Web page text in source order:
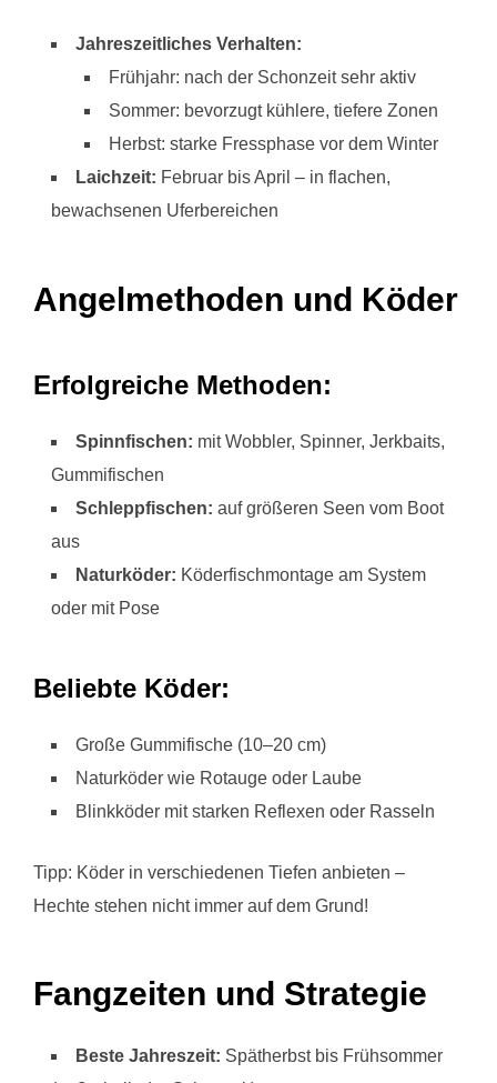
Jahreszeitliches Verhalten:
Frühjahr: nach der Schonzeit sehr aktiv
Sommer: bevorzugt kühlere, tiefere Zonen
Herbst: starke Fressphase vor dem Winter
Laichzeit: Februar bis April – in flachen,
bewachsenen Uferbereichen
Angelmethoden und Köder
Erfolgreiche Methoden:
Spinnfischen: mit Wobbler, Spinner, Jerkbaits,
Gummifischen
Schleppfischen: auf größeren Seen vom Boot
aus
Naturköder: Köderfischmontage am System
oder mit Pose
Beliebte Köder:
Große Gummifische (10–20 cm)
Naturköder wie Rotauge oder Laube
Blinkköder mit starken Reflexen oder Rasseln
Tipp: Köder in verschiedenen Tiefen anbieten –
Hechte stehen nicht immer auf dem Grund!
Fangzeiten und Strategie
Beste Jahreszeit: Spätherbst bis Frühsommer